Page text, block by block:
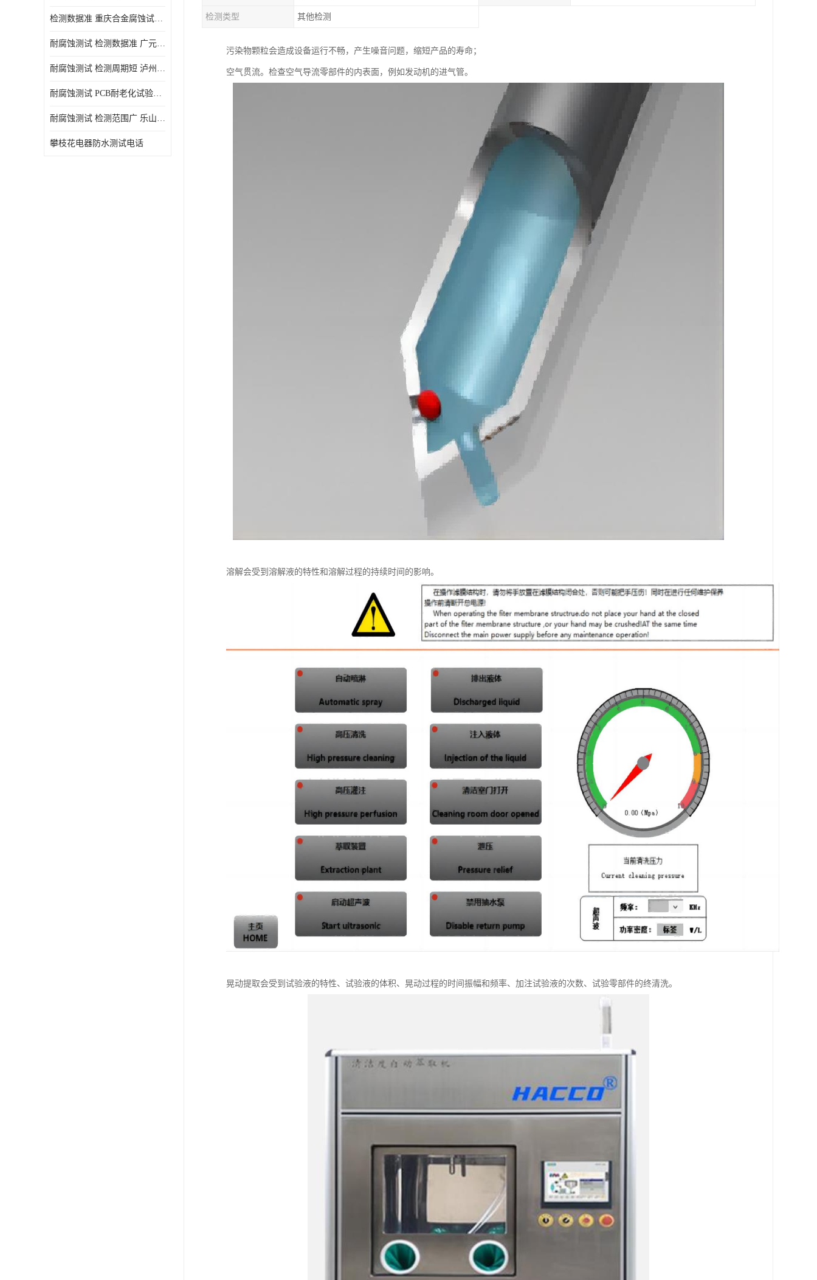
检测数据准 重庆合金腐蚀试验厂商
耐腐蚀测试 检测数据准 广元家电腐蚀试验
耐腐蚀测试 检测周期短 泸州仪器仪表盐雾试验
耐腐蚀测试 PCB耐老化试验供应 就近安排检测
耐腐蚀测试 检测范围广 乐山腐蚀试验供应
攀枝花电器防水测试电话
检测类型 其他检测
污染物颗粒会造成设备运行不畅，产生噪音问题，缩短产品的寿命；
空气贯流。检查空气导流零部件的内表面，例如发动机的进气管。
溶解会受到溶解液的特性和溶解过程的持续时间的影响。
晃动提取会受到试验液的特性、试验液的体积、晃动过程的时间振幅和频率、加注试验液的次数、试验零部件的终清洗。